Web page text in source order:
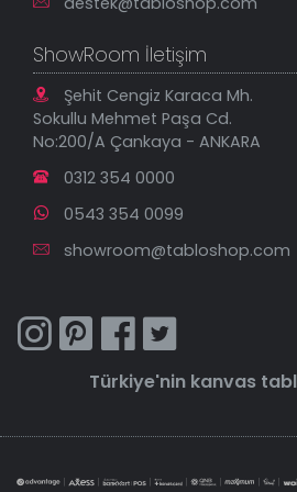
ShowRoom İletişim
Şehit Cengiz Karaca Mh.
Sokullu Mehmet Paşa Cd.
No:200/A Çankaya - ANKARA
0312 354 0000
0543 354 0099
showroom@tabloshop.com
Türkiye'nin kanvas